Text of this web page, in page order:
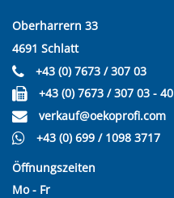
Oberharrern 33
4691 Schlatt
+43 (0) 7673 / 307 03
+43 (0) 7673 / 307 03 - 40
verkauf@oekoprofi.com
+43 (0) 699 / 1098 3717
Öffnungszeiten
Mo - Fr